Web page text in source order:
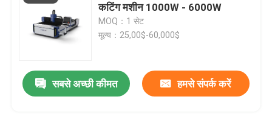
कटिंग मशीन 1000W - 6000W
MOQ：1 सेट
मूल्य：25,00$-60,000$
सबसे अच्छी कीमत हमसे संपर्क करें